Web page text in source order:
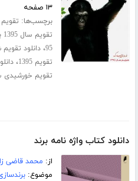
۱۳ صفحه
برچسب‌ها: تقویم
تقویم سال 1395 با فرمت پی دی اف
95،دانلود تقویم
تقویم 1395
،
تقویم خورشیدی
دانلود کتاب واژه نامه برند
از: محمد قاضی
موضوع: